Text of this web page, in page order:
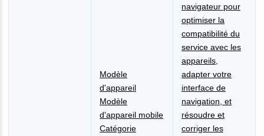
Modèle
d'appareil
Modèle
d'appareil mobile
Catégorie
navigateur pour
optimiser la
compatibilité du
service avec les
appareils,
adapter votre
interface de
navigation, et
résoudre et
corriger les